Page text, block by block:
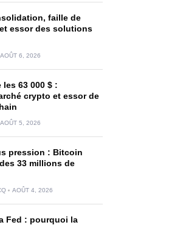
faille de
essor des solutions
AOÛT 6, 2026
63 000 $ :
crypto et essor de
AOÛT 5, 2026
pression : Bitcoin
33 millions de
AOÛT 4, 2026
Fed : pourquoi la